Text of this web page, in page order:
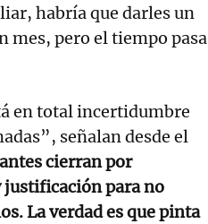
habría que darles un
mes, pero el tiempo pasa
en total incertidumbre
señalan desde el
cierran por
justificación para no
La verdad es que pinta